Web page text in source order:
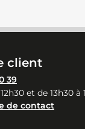
client
39
et de 13h30 à
de contact